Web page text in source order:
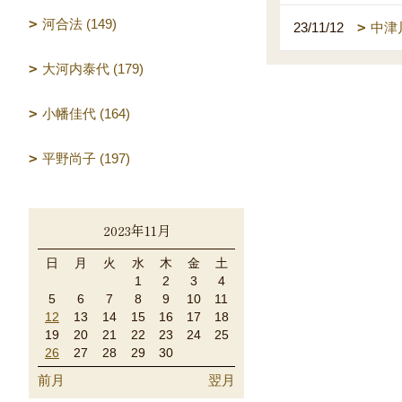
23/11/12 中津
河合法 (149)
大河内泰代 (179)
小幡佳代 (164)
平野尚子 (197)
2023年11月
日 月 火 水 木 金
土
1
2 3
4
5
6 7 8 9 10
11
12
13 14 15 16 17
18
19
20 21 22 23 24
25
26
27 28 29 30
前月 翌月